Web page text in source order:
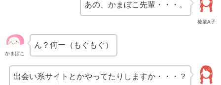
後輩A子
あの、かまぼこ先輩・・・。
かまぼこ
ん？何ー（もぐもぐ）
出会い系サイトとかやってたりしますか・・・？